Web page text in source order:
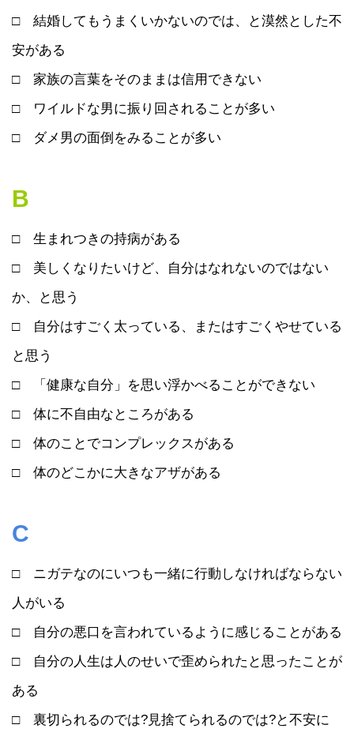
□ 結婚してもうまくいかないのでは、と漠然とした不
安がある
□ 家族の言葉をそのままは信用できない
□ ワイルドな男に振り回されることが多い
□ ダメ男の面倒をみることが多い
B
□ 生まれつきの持病がある
□ 美しくなりたいけど、自分はなれないのではない
か、と思う
□ 自分はすごく太っている、またはすごくやせている
と思う
□ 「健康な自分」を思い浮かべることができない
□ 体に不自由なところがある
□ 体のことでコンプレックスがある
□ 体のどこかに大きなアザがある
C
□ ニガテなのにいつも一緒に行動しなければならない
人がいる
□ 自分の悪口を言われているように感じることがある
□ 自分の人生は人のせいで歪められたと思ったことが
ある
□ 裏切られるのでは?見捨てられるのでは?と不安に